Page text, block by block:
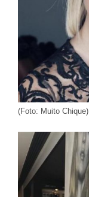
(Foto: Muito Chique)